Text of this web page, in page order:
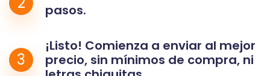
pasos.
3
¡Listo! Comienza a enviar al mejor
precio, sin mínimos de compra, ni